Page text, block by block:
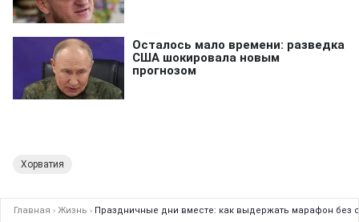
Хорватия
Главная › Жизнь › Праздничные дни вместе: как выдержать марафон без